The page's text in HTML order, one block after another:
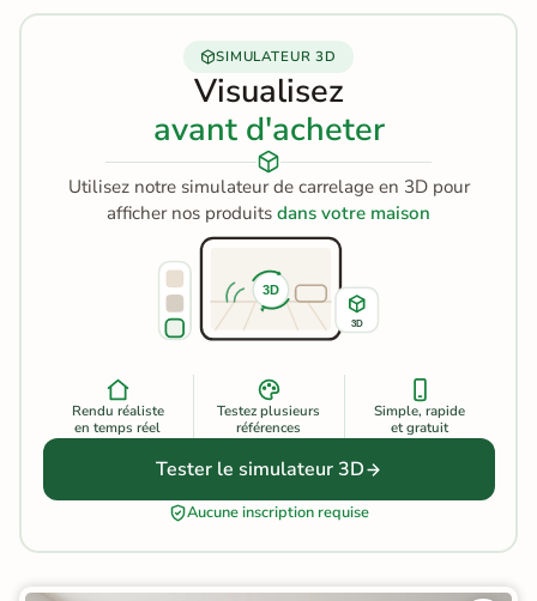
SIMULATEUR 3D
Visualisez
avant d'acheter
Utilisez notre simulateur de carrelage en 3D pour
afficher nos produits dans votre maison
3D
3D
Rendu réaliste
en temps réel
Testez plusieurs
références
Simple, rapide
et gratuit
Tester le simulateur 3D
Aucune inscription requise